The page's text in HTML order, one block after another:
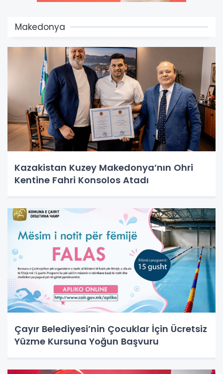
Makedonya
Kazakistan Kuzey Makedonya’nın Ohri
Kentine Fahri Konsolos Atadı
Çayır Belediyesi’nin Çocuklar İçin Ücretsiz
Yüzme Kursuna Yoğun Başvuru